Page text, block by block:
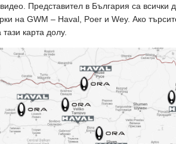
Представител в България са всички
на GWM – Haval, Poer и Wey. Ако
карта долу.